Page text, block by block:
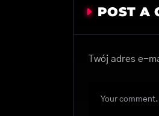
POST A
Twój adres e-